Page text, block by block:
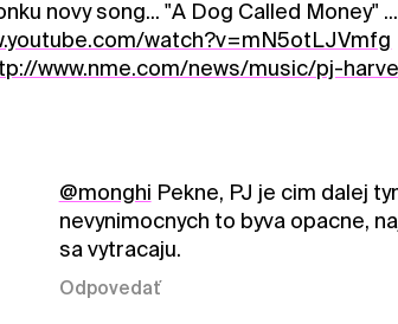
novy song... "A Dog Called Money"
watch?v=mN5otLJVmfg
www.nme.com/news/music/pj-
@monghi Pekne, PJ je cim dalej
nevynimocnych to byva opacne,
sa vytracaju.
Odpovedať